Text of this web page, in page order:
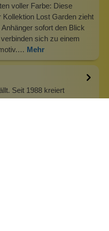
voller Farbe: Diese
Lost Garden zieht
sofort den Blick
sich zu einem
Mehr
Seit 1988 kreiert
von Luxemburg aus